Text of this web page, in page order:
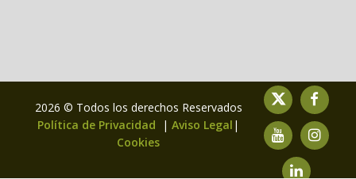
2026 © Todos los derechos Reservados
Política de Privacidad
| Aviso Legal |
Cookies